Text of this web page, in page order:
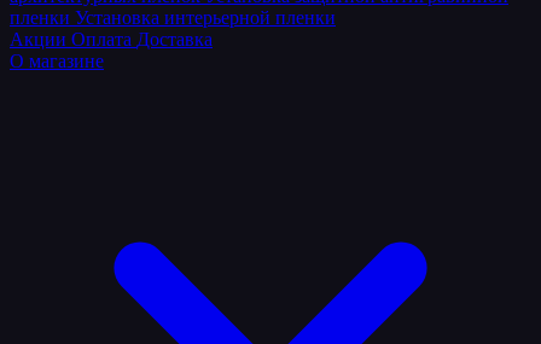
пленки Установка интерьерной пленки
Акции Оплата Доставка
О магазине